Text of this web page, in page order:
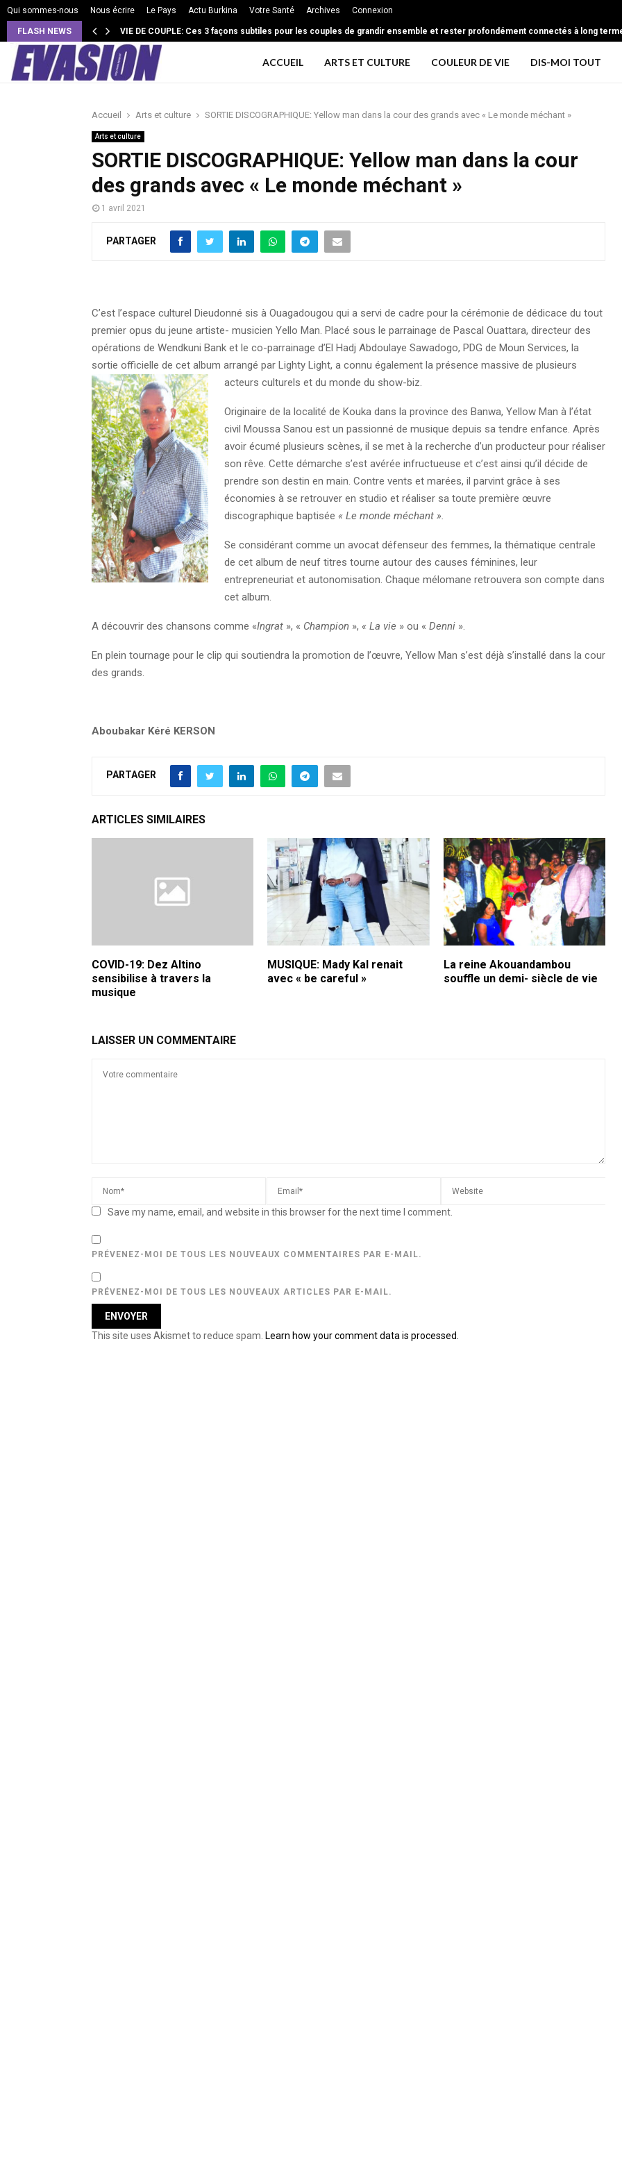
Qui sommes-nous Nous écrire Le Pays Actu Burkina Votre Santé Archives Connexion
FLASH NEWS VIE DE COUPLE: Ces 3 façons subtiles pour les couples de grandir ensemble et rester profondément connectés à long
ACCUEIL ARTS ET CULTURE COULEUR DE VIE DIS-MOI TOUT
Accueil Arts et culture SORTIE DISCOGRAPHIQUE: Yellow man dans la cour des grands avec « Le monde méchant »
Arts et culture
SORTIE DISCOGRAPHIQUE: Yellow man dans la cour
des grands avec « Le monde méchant »
1 avril 2021
PARTAGER
C’est l’espace culturel Dieudonné sis à Ouagadougou qui a servi de cadre pour la cérémonie de dédicace du tout
premier opus du jeune artiste- musicien Yello Man. Placé sous le parrainage de Pascal Ouattara, directeur des
opérations de Wendkuni Bank et le co-parrainage d’El Hadj Abdoulaye Sawadogo, PDG de Moun Services, la
sortie officielle de cet album arrangé par Lighty Light, a connu également la présence massive de plusieurs
acteurs culturels et du monde du show-biz.
Originaire de la localité de Kouka dans la province des Banwa, Yellow Man à l’état
civil Moussa Sanou est un passionné de musique depuis sa tendre enfance. Après
avoir écumé plusieurs scènes, il se met à la recherche d’un producteur pour réaliser
son rêve. Cette démarche s’est avérée infructueuse et c’est ainsi qu’il décide de
prendre son destin en main. Contre vents et marées, il parvint grâce à ses
économies à se retrouver en studio et réaliser sa toute première œuvre
discographique baptisée « Le monde méchant ».
Se considérant comme un avocat défenseur des femmes, la thématique centrale
de cet album de neuf titres tourne autour des causes féminines, leur
entrepreneuriat et autonomisation. Chaque mélomane retrouvera son compte dans
cet album.
A découvrir des chansons comme «Ingrat », « Champion », « La vie » ou « Denni ».
En plein tournage pour le clip qui soutiendra la promotion de l’œuvre, Yellow Man s’est déjà s’installé dans la cour
des grands.
Aboubakar Kéré KERSON
PARTAGER
ARTICLES SIMILAIRES
COVID-19: Dez Altino
sensibilise à travers la
musique
MUSIQUE: Mady Kal renait
avec « be careful »
La reine Akouandambou
souffle un demi- siècle de vie
LAISSER UN COMMENTAIRE
Save my name, email, and website in this browser for the next time I comment.
PRÉVENEZ-MOI DE TOUS LES NOUVEAUX COMMENTAIRES PAR E-MAIL.
PRÉVENEZ-MOI DE TOUS LES NOUVEAUX ARTICLES PAR E-MAIL.
This site uses Akismet to reduce spam. Learn how your comment data is processed.